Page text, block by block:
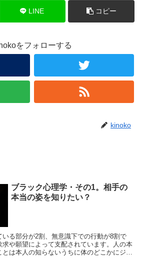
LINE コピー
をフォローする
kinoko
ブラック心理学・その1。相手の
本当の姿を知りたい？
いる部分が2割、無意識下での行動が8割で
求や願望によって支配されています。人の本
は本人の知らないうちに体のどこかにジェ